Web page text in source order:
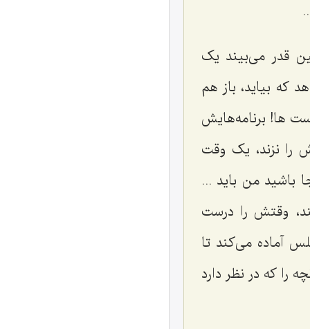
قدر می‌بیند یک
بیاید، باز هم
ها! برنامه‌هایش
را نزند، یک وقت
باشید من باید ...
وقتش را درست
آماده می‌کند تا
را که در نظر دارد